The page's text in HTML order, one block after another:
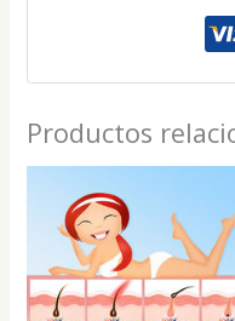
Productos